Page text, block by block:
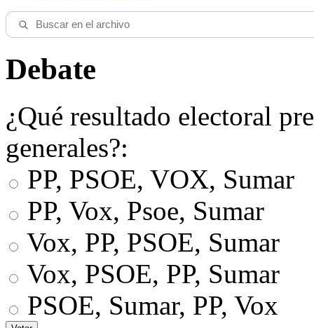
Debate
¿Qué resultado electoral
generales?:
PP, PSOE, VOX, Sumar
PP, Vox, Psoe, Sumar
Vox, PP, PSOE, Sumar
Vox, PSOE, PP, Sumar
PSOE, Sumar, PP, Vox